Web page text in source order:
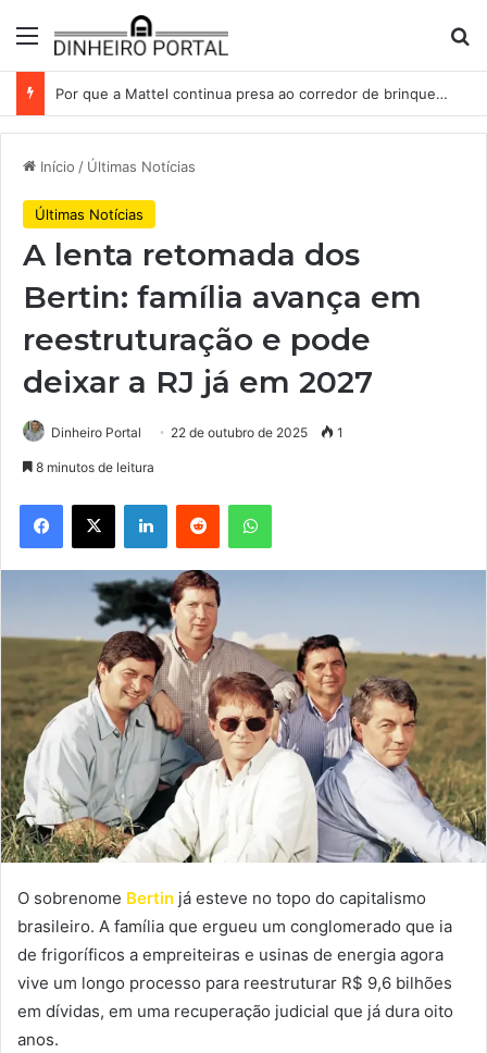
Menu
Por que a Mattel continua presa ao corredor de brinquedos
Início / Últimas Notícias
Últimas Notícias
A lenta retomada dos
Bertin: família avança em
reestruturação e pode
deixar a RJ já em 2027
Dinheiro Portal 22 de outubro de 2025 1
8 minutos de leitura
Facebook
X LinkedinReddit WhatsApp
O sobrenome Bertin já esteve no topo do capitalismo
brasileiro. A família que ergueu um conglomerado que ia
de frigoríficos a empreiteiras e usinas de energia agora
vive um longo processo para reestruturar R$ 9,6 bilhões
em dívidas, em uma recuperação judicial que já dura oito
anos.